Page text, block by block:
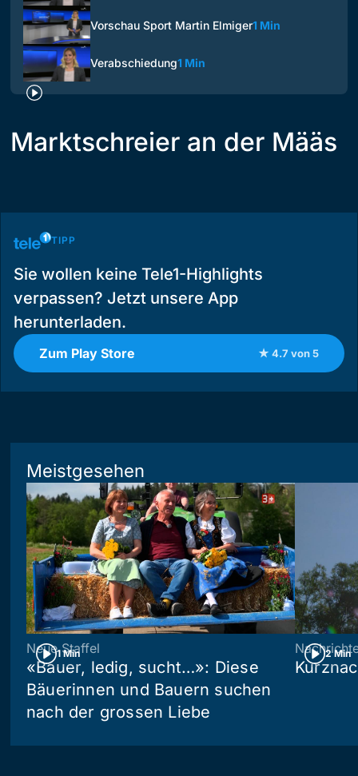
Vorschau Sport Martin Elmiger1 Min
Verabschiedung1 Min
Marktschreier an der Määs
TIPP
Sie wollen keine Tele1-Highlights
verpassen? Jetzt unsere App
herunterladen.
Zum Play Store ★ 4.7 von 5
Meistgesehen
1 Min
Neue Staffel
«Bauer, ledig, sucht…»: Diese
Bäuerinnen und Bauern suchen
nach der grossen Liebe
2 Min